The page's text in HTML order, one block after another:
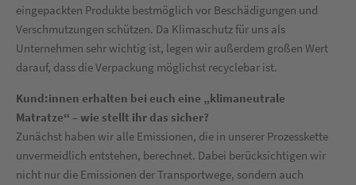
eingepackten Produkte bestmöglich vor Beschädigungen und
Verschmutzungen schützen. Da Klimaschutz für uns als
Unternehmen sehr wichtig ist, legen wir außerdem großen Wert
darauf, dass die Verpackung möglichst recyclebar ist.
Kund:innen erhalten bei euch eine „klimaneutrale
Matratze“ – wie stellt ihr das sicher?
Zunächst haben wir alle Emissionen, die in unserer Prozesskette
unvermeidlich entstehen, berechnet. Dabei berücksichtigen wir
nicht nur die Emissionen der Transportwege, sondern auch